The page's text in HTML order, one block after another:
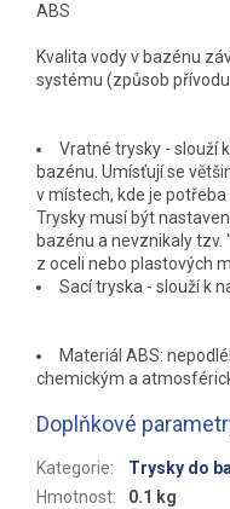
ABS
Kvalita vody v bazénu
systému (způsob
Vratné trysky - slouží
bazénu. Umísťují se
v místech, kde je
Trysky musí být
bazénu a nevznikaly
z oceli nebo plastových
Sací tryska - slouží k
Materiál ABS:
chemickým a
Doplňkové
Kategorie:
Trysky do
Hmotnost: 0.1 kg